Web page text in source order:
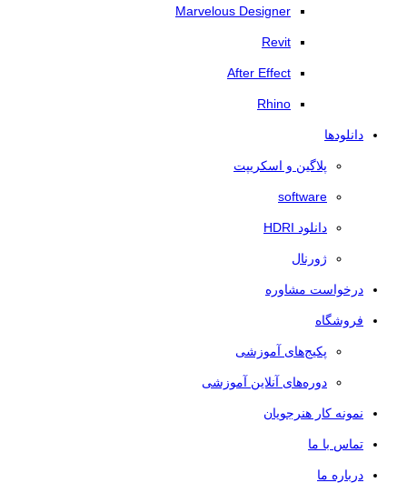
Marvelous Designer
Revit
After Effect
Rhino
دانلودها
پلاگین و اسکریپت
software
دانلود HDRI
ژورنال
درخواست مشاوره
فروشگاه
پکیج‌های آموزشی
دوره‌های آنلاین آموزشی
نمونه کار هنرجویان
تماس با ما
درباره ما